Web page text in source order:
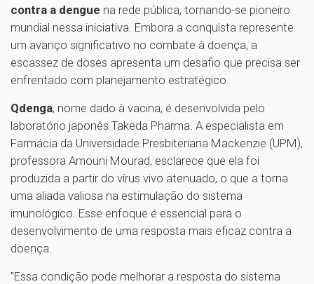
contra a dengue na rede pública, tornando-se pioneiro
mundial nessa iniciativa. Embora a conquista represente
um avanço significativo no combate à doença, a
escassez de doses apresenta um desafio que precisa ser
enfrentado com planejamento estratégico.
Qdenga, nome dado à vacina, é desenvolvida pelo
laboratório japonês Takeda Pharma. A especialista em
Farmácia da Universidade Presbiteriana Mackenzie (UPM),
professora Amouni Mourad, esclarece que ela foi
produzida a partir do vírus vivo atenuado, o que a torna
uma aliada valiosa na estimulação do sistema
imunológico. Esse enfoque é essencial para o
desenvolvimento de uma resposta mais eficaz contra a
doença.
"Essa condição pode melhorar a resposta do sistema